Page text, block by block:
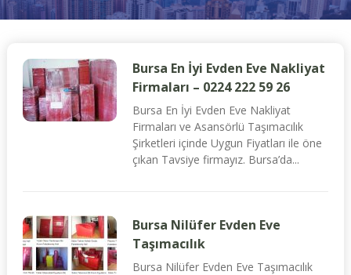
Bursa En İyi Evden Eve Nakliyat
Firmaları – 0224 222 59 26
Bursa En İyi Evden Eve Nakliyat
Firmaları ve Asansörlü Taşımacılık
Şirketleri içinde Uygun Fiyatları ile öne
çıkan Tavsiye firmayız. Bursa’da...
Bursa Nilüfer Evden Eve
Taşımacılık
Bursa Nilüfer Evden Eve Taşımacılık